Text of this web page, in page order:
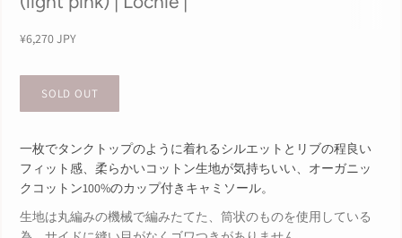
¥6,270 JPY
一枚でタンクトップのように着れるシルエットとリブの程良い
フィット感、柔らかいコットン生地が気持ちいい、オーガニッ
クコットン100%のカップ付きキャミソール。
生地は丸編みの機械で編みたてた、筒状のものを使用している